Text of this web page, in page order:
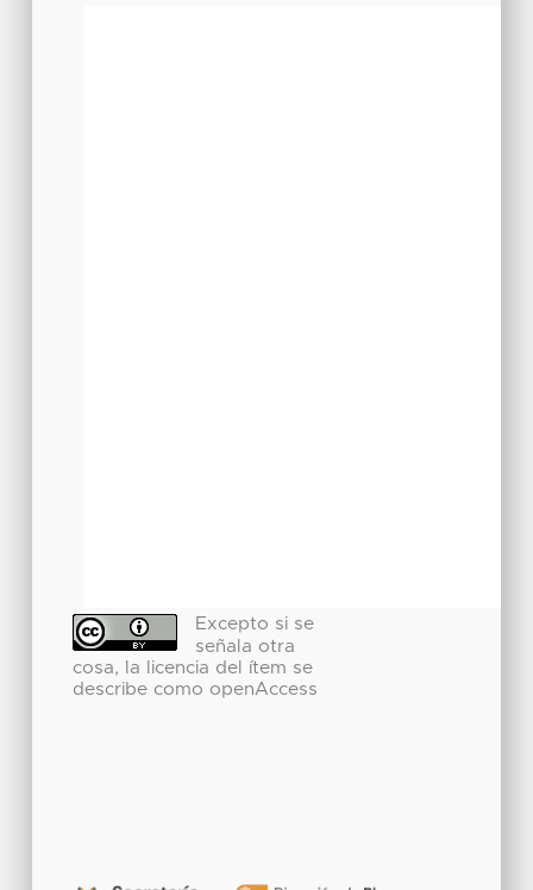
Excepto si se
señala otra
cosa, la licencia del ítem se
describe como openAccess